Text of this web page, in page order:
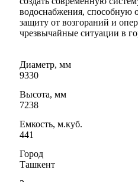
водоснабжения, способную
защиту от возгораний и
чрезвычайные ситуации в
Диаметр, мм
9330
Высота, мм
7238
Емкость, м.куб.
441
Город
Ташкент